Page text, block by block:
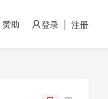
赞助 登录 | 注册